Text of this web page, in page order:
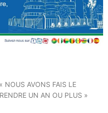
NOUS AVONS FAIS LE
UN AN OU PLUS »